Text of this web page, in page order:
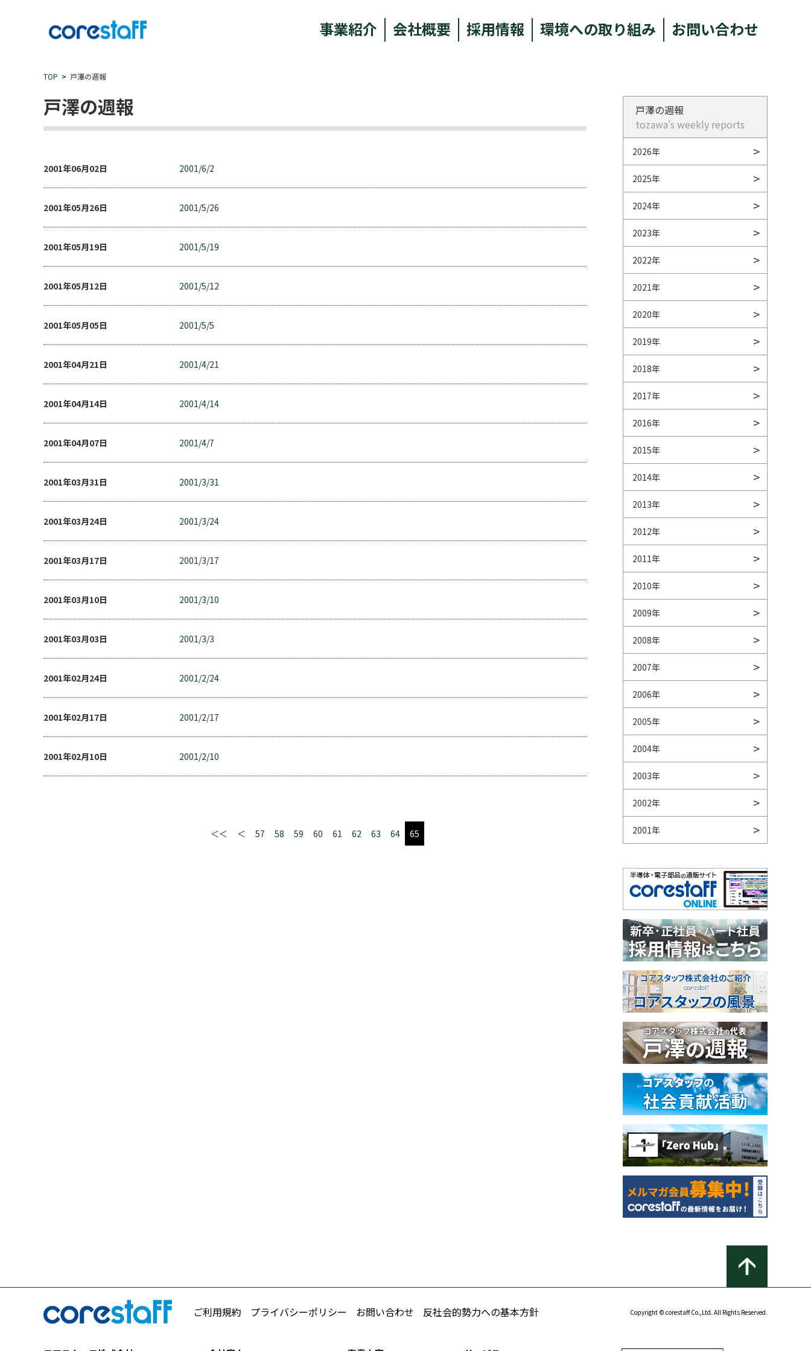
事業紹介 会社概要 採用情報 環境への取り組み お問い合わせ
TOP 戸澤の週報
戸澤の週報
2001年06月02日 2001/6/2
2001年05月26日 2001/5/26
2001年05月19日 2001/5/19
2001年05月12日 2001/5/12
2001年05月05日 2001/5/5
2001年04月21日 2001/4/21
2001年04月14日 2001/4/14
2001年04月07日 2001/4/7
2001年03月31日 2001/3/31
2001年03月24日 2001/3/24
2001年03月17日 2001/3/17
2001年03月10日 2001/3/10
2001年03月03日 2001/3/3
2001年02月24日 2001/2/24
2001年02月17日 2001/2/17
2001年02月10日 2001/2/10
＜＜ ＜ 57 58 59 60 61 62 63 64 65
戸澤の週報
tozawa's weekly reports
2026年
2025年
2024年
2023年
2022年
2021年
2020年
2019年
2018年
2017年
2016年
2015年
2014年
2013年
2012年
2011年
2010年
2009年
2008年
2007年
2006年
2005年
2004年
2003年
2002年
2001年
ご利用規約 プライバシーポリシー お問い合わせ 反社会的勢力への基本方針 Copyright © corestaff Co.,Ltd. All Rights Reserved.